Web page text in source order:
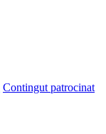
Contingut patrocinat